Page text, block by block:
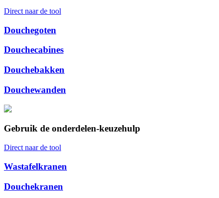
Direct naar de tool
Douchegoten
Douchecabines
Douchebakken
Douchewanden
Gebruik de onderdelen-keuzehulp
Direct naar de tool
Wastafelkranen
Douchekranen